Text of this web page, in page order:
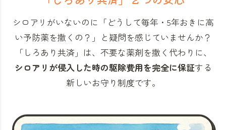
シロアリがいないのに「どうして毎年・5年おきに高
い予防薬を撒くの？」と 疑問を感じていませんか？
「しろあり共済」 は、不要な薬剤を撒く代わりに、
シロアリが侵入した時の駆除費用を完全に保証する
新しいお守り制度です。